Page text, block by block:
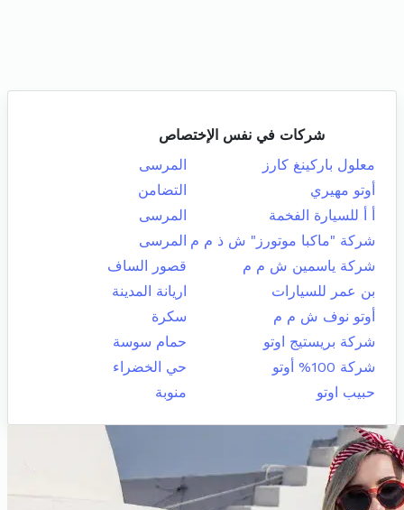
شركات في نفس الإختصاص
معلول باركينغ كارز
المرسى
أوتو مهيري
التضامن
أ أ للسيارة الفخمة
المرسى
شركة "ماكبا موتورز" ش ذ م م المرسى
شركة ياسمين ش م م
قصور الساف
بن عمر للسيارات
اريانة المدينة
أوتو نوف ش م م
سكرة
شركة بريستيج اوتو
حمام سوسة
شركة 100% أوتو
حي الخضراء
حبيب اوتو
منوبة